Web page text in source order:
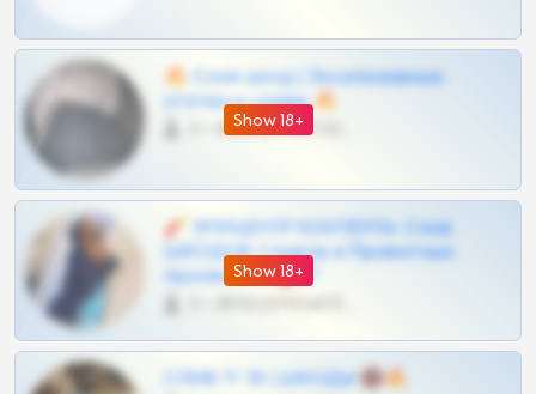
Show 18+
🔥 Слив шкод | Эксклюзивные
утечки и сливы 🔥
Show 18+
🧨 ЭПИЦЕНТР КОНТЕНТА: Слив
ШКОДОВ Сливов и Приватных
Архивов ТГ 🔞💎
СЛИВ ТГ 18 | ШКОДЫ 🔞🔥